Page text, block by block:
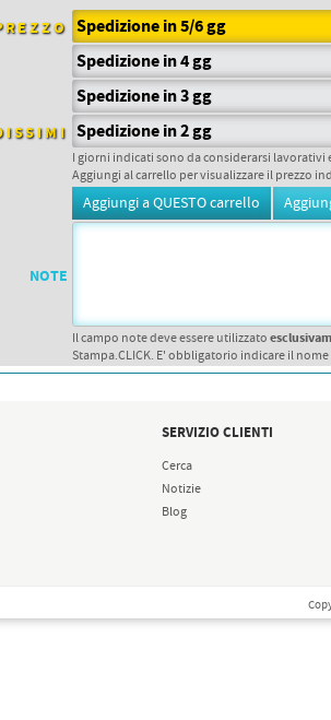
Spedizione in 5/6 gg
Spedizione in 4 gg
Spedizione in 3 gg
Spedizione in 2 gg
I giorni indicati sono da considerarsi
Aggiungi al carrello per visualizzare il prezzo
NOTE
Il campo note deve essere utilizzato
Stampa.CLICK. E' obbligatorio indicare il
SERVIZIO CLIENTI
Cerca
Notizie
Blog